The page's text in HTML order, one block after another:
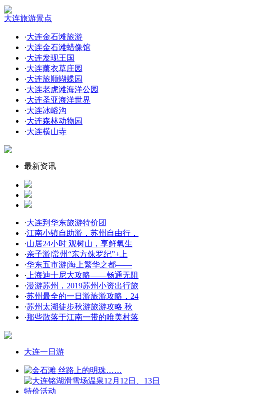
大连旅游景点
·大连金石滩旅游
·大连金石滩蜡像馆
·大连发现王国
·大连薰衣草庄园
·大连旅顺蝴蝶园
·大连老虎滩海洋公园
·大连圣亚海洋世界
·大连冰峪沟
·大连森林动物园
·大连横山寺
最新资讯
·大连到华东旅游特价团
·江南小镇自助游，苏州自由行，
·山居24小时 观树山，享鲜氧生
·亲子游|常州“东方侏罗纪”+上
·华东五市游|海上繁华之都——
· 上海迪士尼大攻略——畅通无阻
·漫游苏州，2019苏州小资出行旅
·苏州最全的一日游旅游攻略，24
·苏州太湖徒步秋游旅游攻略 秋
·那些散落于江南一带的唯美村落
大连一日游